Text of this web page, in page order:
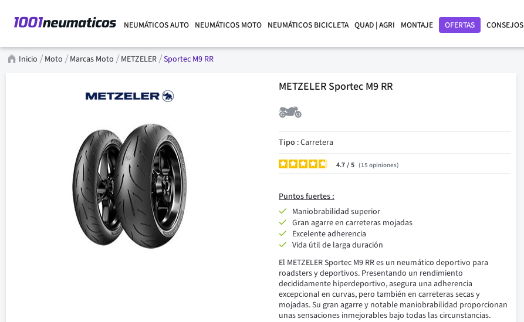
NEUMÁTICOS AUTO NEUMÁTICOS MOTO NEUMÁTICOS BICICLETA QUAD | AGRI MONTAJE OFERTAS CONSEJOS
Inicio Moto Marcas Moto METZELER Sportec M9 RR
METZELER Sportec M9 RR
Tipo : Carretera
4.7/ 15 opiniones
Puntos fuertes :
Maniobrabilidad superior
Gran agarre en carreteras mojadas
Excelente adherencia
Vida útil de larga duración
El METZELER Sportec M9 RR es un neumático deportivo para
roadsters y deportivos. Presentando un rendimiento
decididamente hiperdeportivo, asegura una adherencia
excepcional en curvas, pero también en carreteras secas y
mojadas. Su gran agarre y notable maniobrabilidad proporcionan
unas sensaciones inmejorables bajo todas las circunstancias.